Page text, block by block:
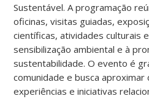
Sustentável. A programação
oficinas, visitas guiadas,
científicas, atividades culturais
sensibilização ambiental e à
sustentabilidade. O evento é
comunidade e busca
experiências e iniciativas